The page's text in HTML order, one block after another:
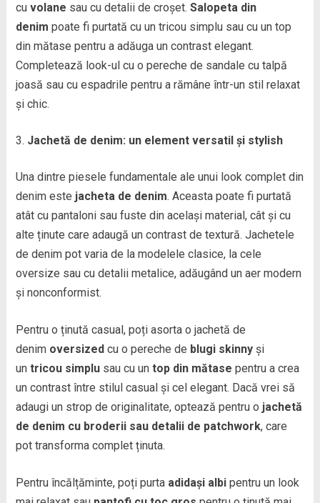
cu volane sau cu detalii de croșet. Salopeta din
denim poate fi purtată cu un tricou simplu sau cu un top
din mătase pentru a adăuga un contrast elegant.
Completează look-ul cu o pereche de sandale cu talpă
joasă sau cu espadrile pentru a rămâne într-un stil relaxat
și chic.
Jachetă de denim: un element versatil și stylish
Una dintre piesele fundamentale ale unui look complet din
denim este jacheta de denim. Aceasta poate fi purtată
atât cu pantaloni sau fuste din același material, cât și cu
alte ținute care adaugă un contrast de textură. Jachetele
de denim pot varia de la modelele clasice, la cele
oversize sau cu detalii metalice, adăugând un aer modern
și nonconformist.
Pentru o ținută casual, poți asorta o jachetă de
denim oversizedcu o pereche de blugi skinnyși
un tricou simplusau cu un top din mătase pentru a crea
un contrast între stilul casual și cel elegant. Dacă vrei să
adaugi un strop de originalitate, optează pentru o jachetă
de denim cu broderii sau detalii de patchwork, care
pot transforma complet ținuta.
Pentru încălțăminte, poți purta adidași albipentru un look